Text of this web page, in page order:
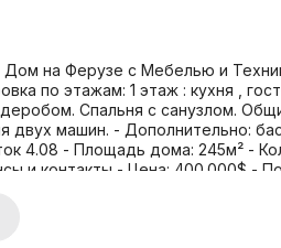
на Ферузе с Мебелью и
по этажам: 1 этаж : кухня ,
Спальня с санузлом.
двух машин. - Дополнительно:
4.08 - Площадь дома: 245м² -
и контакты - Цена: 400.000$ -